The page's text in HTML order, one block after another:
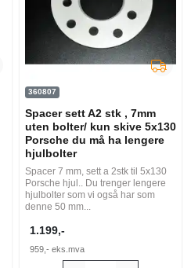
360807
Spacer sett A2 stk , 7mm
uten bolter/ kun skive 5x130
Porsche du må ha lengere
hjulbolter
Spacer 7 mm, sett a 2stk til 5x130
Porsche hjul.. Du trenger lengere
hjulbolter som vi også har som
denne 50 mm...
1.199,-
959,- eks.mva